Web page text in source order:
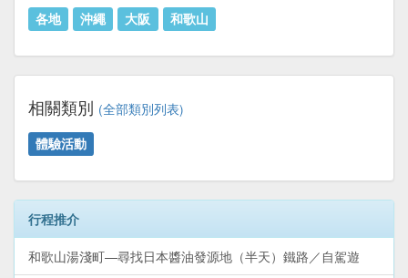
各地 沖繩 大阪 和歌山
相關類別 (全部類別列表)
體驗活動
行程推介
和歌山湯淺町—尋找日本醬油發源地（半天）鐵路／自駕遊